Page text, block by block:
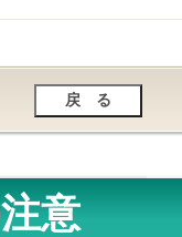
意